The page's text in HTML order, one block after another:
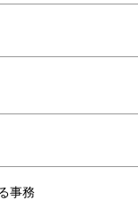
事務